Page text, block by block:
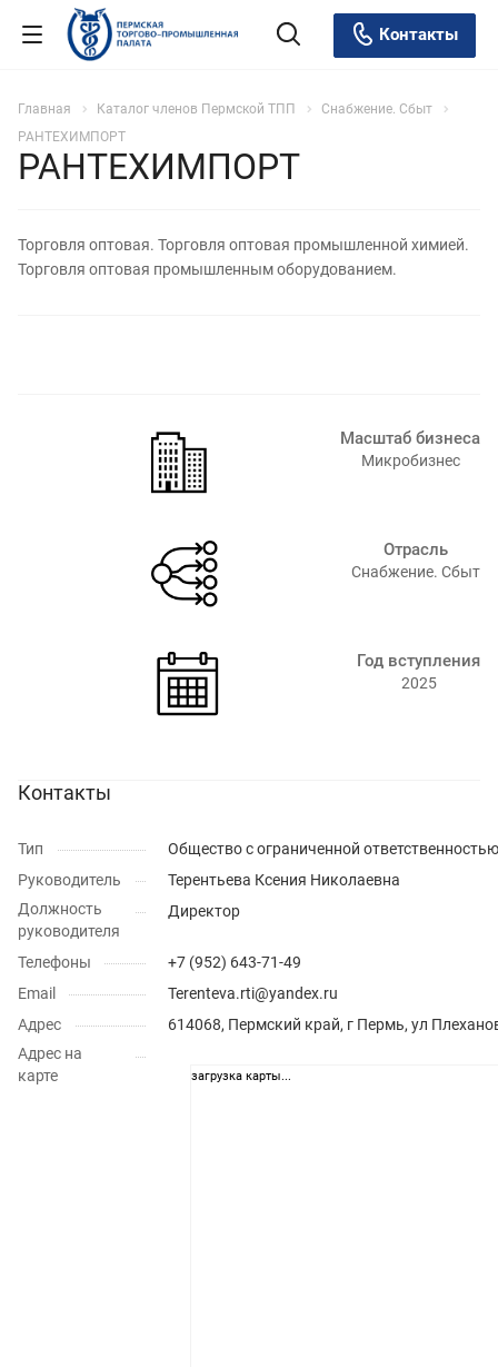
Контакты
Главная Каталог членов Пермской ТПП
Снабжение. Сбыт
РАНТЕХИМПОРТ
РАНТЕХИМПОРТ
Торговля оптовая. Торговля оптовая промышленной химией.
Торговля оптовая промышленным оборудованием.
Масштаб бизнеса
Микробизнес
Отрасль
Снабжение. Сбыт⁠
Год вступления
2025
Контакты
Тип
Общество с ограниченной ответственностью
Руководитель
Терентьева Ксения Николаевна
Должность
руководителя
Директор
Телефоны
+7 (952) 643-71-49
Email
Terenteva.rti@yandex.ru
Адрес
614068, Пермский край, г Пермь, ул
Адрес на
карте
загрузка карты...